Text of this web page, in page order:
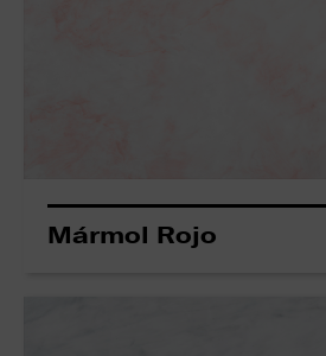
Mármol Rojo